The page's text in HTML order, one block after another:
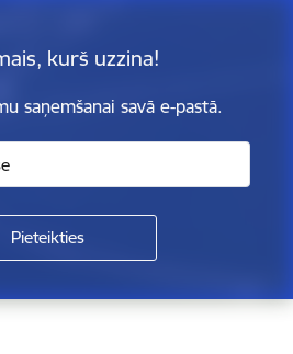
kurš uzzina!
saņemšanai savā e-pastā.